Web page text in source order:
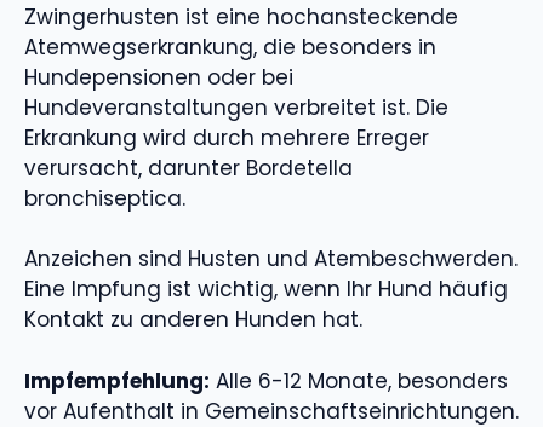
Zwingerhusten ist eine hochansteckende
Atemwegserkrankung, die besonders in
Hundepensionen oder bei
Hundeveranstaltungen verbreitet ist. Die
Erkrankung wird durch mehrere Erreger
verursacht, darunter Bordetella
bronchiseptica.
Anzeichen sind Husten und Atembeschwerden.
Eine Impfung ist wichtig, wenn Ihr Hund häufig
Kontakt zu anderen Hunden hat.
Impfempfehlung: Alle 6-12 Monate, besonders
vor Aufenthalt in Gemeinschaftseinrichtungen.